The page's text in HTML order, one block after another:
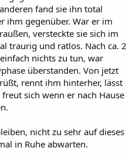
fand sie ihn total
ihm gegenüber. War er im
versteckte sie sich im
traurig und ratlos. Nach ca. 2
nichts zu tun, war
überstanden. Von jetzt
rennt ihm hinterher, lässt
sich wenn er nach Hause
nicht zu sehr auf dieses
in Ruhe abwarten.